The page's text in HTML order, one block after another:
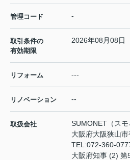
管理コード -
取引条件の
有効期限
2026年08月08日
リフォーム ---
リノベーション --
取扱会社
SUMONET（ス
大阪府大阪狭山
TEL:072-360-
大阪府知事 (2) 第